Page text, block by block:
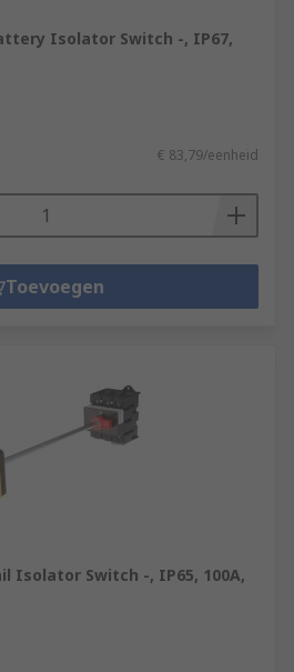
Isolator Switch -, IP67,
€ 83,79/eenheid
Toevoegen
Isolator Switch -, IP65, 100A,